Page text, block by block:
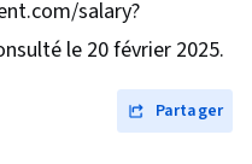
de style en cascade
l'expérience utilisateur,
du contenu web,
salary?
le 20 février 2025.
Partager